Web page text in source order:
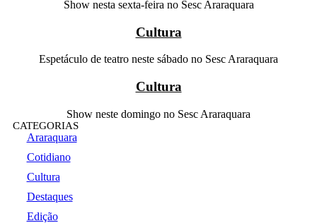
Show nesta sexta-feira no Sesc Araraquara
Cultura
Espetáculo de teatro neste sábado no Sesc Araraquara
Cultura
Show neste domingo no Sesc Araraquara
CATEGORIAS
Araraquara
Cotidiano
Cultura
Destaques
Edição